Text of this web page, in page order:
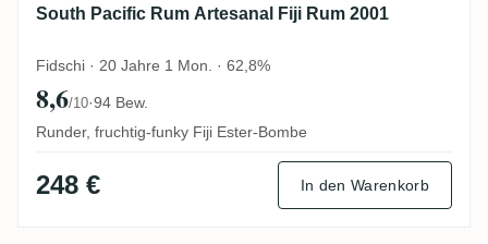
South Pacific Rum Artesanal Fiji Rum 2001
Fidschi · 20 Jahre 1 Mon. · 62,8%
8,6/10·94 Bew.
Runder, fruchtig-funky Fiji Ester-Bombe
248 € In den Warenkorb